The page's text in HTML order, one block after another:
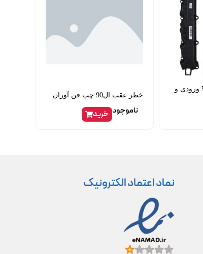
درب سوپاپ 206 تیپ5 ورودی و
خطر عقب ال90 چپ فن آوران
ناموجود خرید
نماد اعتماد الکترونیک